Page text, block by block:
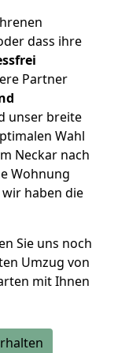
dass ihre
Partner
unser breite
Wahl
Neckar nach
Wohnung
haben die
Sie uns noch
Umzug von
mit Ihnen